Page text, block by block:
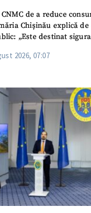
de a reduce
Chișinău explică de
„Este destinat
2026, 07:07